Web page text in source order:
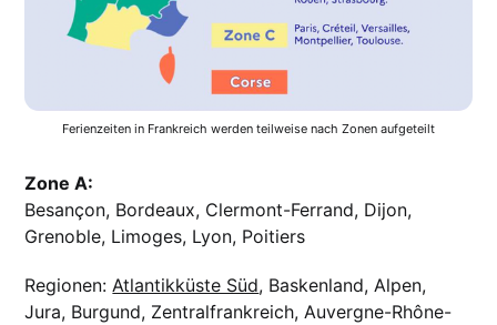
Ferienzeiten in Frankreich werden teilweise nach Zonen aufgeteilt
Zone A:
Besançon, Bordeaux, Clermont-Ferrand, Dijon,
Grenoble, Limoges, Lyon, Poitiers
Regionen: Atlantikküste Süd, Baskenland, Alpen,
Jura, Burgund, Zentralfrankreich, Auvergne-Rhône-